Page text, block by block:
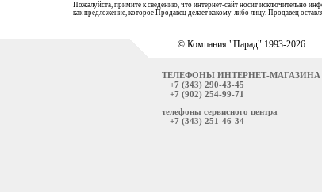
Пожалуйста, примите к сведению, что интернет-сайт носит исключительно
как предложение, которое Продавец делает какому-либо лицу. Продавец
© Компания "Парад" 1993-2026
ТЕЛЕФОНЫ ИНТЕРНЕТ-МАГАЗИНА
+7 (343) 290-43-45
+7 (902) 254-99-71
телефоны сервисного центра
+7 (343) 251-46-34